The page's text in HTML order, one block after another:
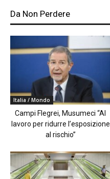
Da Non Perdere
Italia / Mondo
Campi Flegrei, Musumeci “Al
lavoro per ridurre l’esposizione
al rischio”